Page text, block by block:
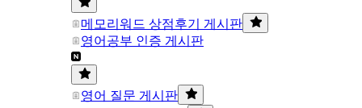
메모리워드 상점후기 게시판
영어공부 인증 게시판
영어 질문 게시판